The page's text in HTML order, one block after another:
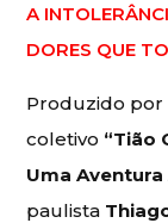
A
DORES QUE
Produzido por
coletivo “Tião
Uma
paulista